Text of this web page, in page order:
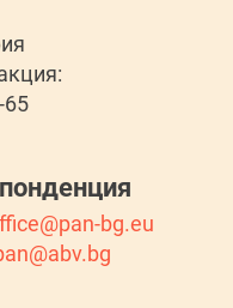
65
bg.eu